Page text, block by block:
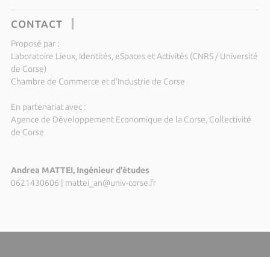
CONTACT
Proposé par :
Laboratoire Lieux, Identités, eSpaces et Activités (CNRS / Université
de Corse)
Chambre de Commerce et d'Industrie de Corse
En partenariat avec :
Agence de Développement Economique de la Corse, Collectivité
de Corse
Andrea MATTEI, Ingénieur d'études
0621430606
mattei_an@univ-corse.fr